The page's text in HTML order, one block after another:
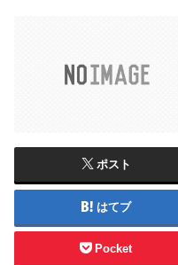
ポスト
はてブ
Pocket